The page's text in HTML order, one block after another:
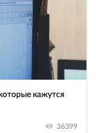
кажутся
36399